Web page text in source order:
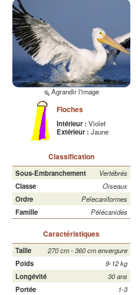
Agrandir l'image
Floches
Intérieur : Violet
Extérieur : Jaune
Classification
Sous-Embranchement
Vertébrés
Classe
Oiseaux
Ordre
Pelecaniformes
Famille
Pélécanidés
Caractéristiques
Taille
270 cm - 360 cm envergure
Poids
9-12 kg
Longévité
30 ans
Portée
1-3